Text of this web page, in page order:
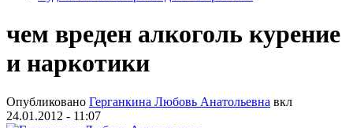
чем вреден алкоголь курение
и наркотики
Опубликовано Герганкина Любовь Анатольевна вкл
24.01.2012 - 11:07